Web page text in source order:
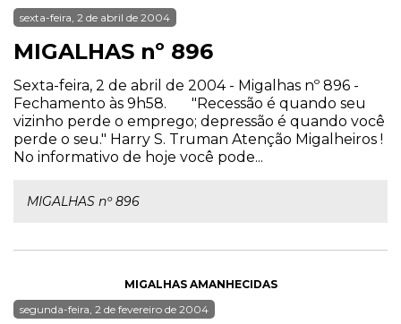
sexta-feira, 2 de abril de 2004
MIGALHAS nº 896
Sexta-feira, 2 de abril de 2004 - Migalhas nº 896 -
Fechamento às 9h58. "Recessão é quando seu
vizinho perde o emprego; depressão é quando você
perde o seu." Harry S. Truman Atenção Migalheiros !
No informativo de hoje você pode...
MIGALHAS nº 896
MIGALHAS AMANHECIDAS
segunda-feira, 2 de fevereiro de 2004